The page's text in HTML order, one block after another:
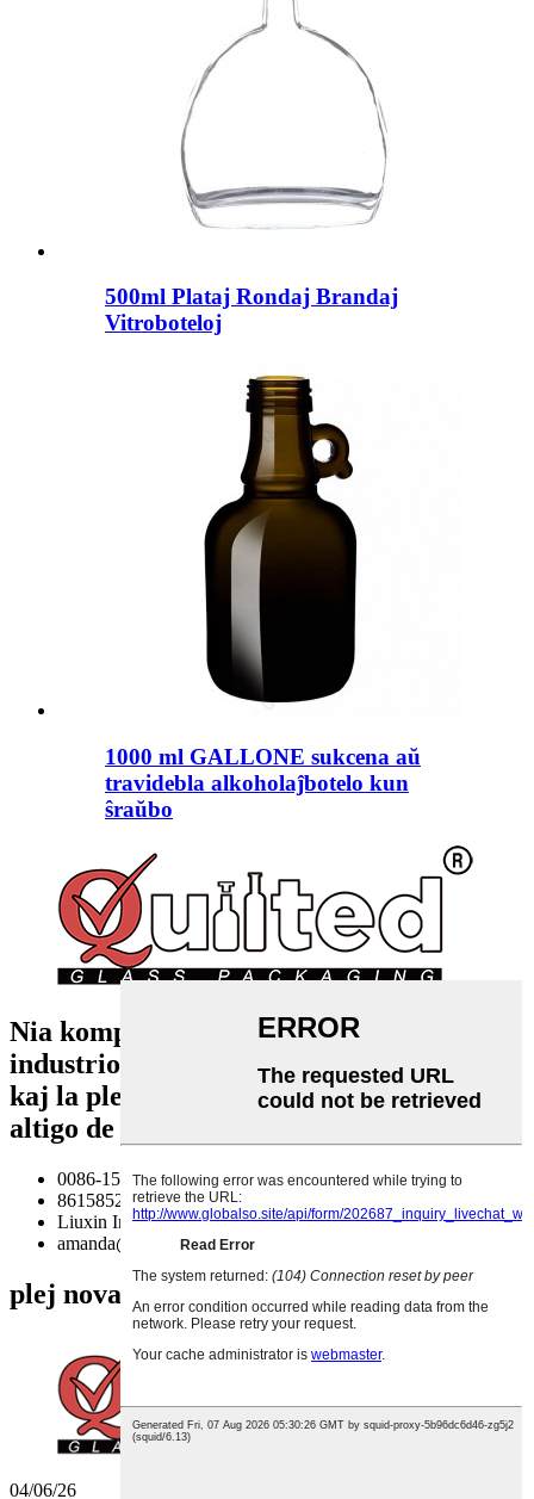
500ml Plataj Rondaj Brandaj
Vitroboteloj
1000 ml GALLONE sukcena aŭ
travidebla alkoholaĵbotelo kun
ŝraŭbo
Nia kompanio eliris el vizio revolucii la
industrion, kunigante teamon de fakuloj
kaj la plej bonajn maŝinojn dediĉitajn al
altigo de via sperto.
0086-15852141369
8615852141369
Liuxin Industria Parko, Xuzhou, Jiangsu, Ĉinio
amanda@qltbottle.com
plej novaj novaĵoj
04/06/26